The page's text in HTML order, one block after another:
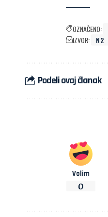
OZNAČENO:
IZVOR:
N2
Podeli ovaj članak
Volim
0